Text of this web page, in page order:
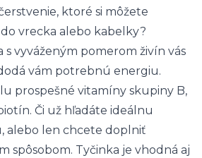
ktoré si môžete
vrecka alebo kabelky?
vyváženým pomerom živín vás
vám potrebnú energiu.
prospešné vitamíny skupiny B,
Či už hľadáte ideálnu
alebo len chcete doplniť
spôsobom. Tyčinka je vhodná aj